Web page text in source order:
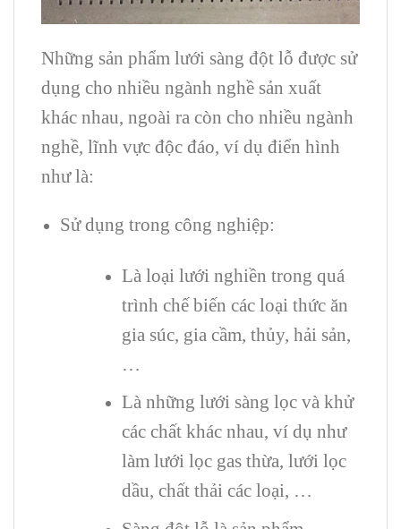
Những sản phẩm lưới sàng đột lỗ được sử
dụng cho nhiều ngành nghề sản xuất
khác nhau, ngoài ra còn cho nhiều ngành
nghề, lĩnh vực độc đáo, ví dụ điển hình
như là:
Sử dụng trong công nghiệp:
Là loại lưới nghiền trong quá
trình chế biến các loại thức ăn
gia súc, gia cầm, thủy, hải sản,
…
Là những lưới sàng lọc và khử
các chất khác nhau, ví dụ như
làm lưới lọc gas thừa, lưới lọc
dầu, chất thải các loại, …